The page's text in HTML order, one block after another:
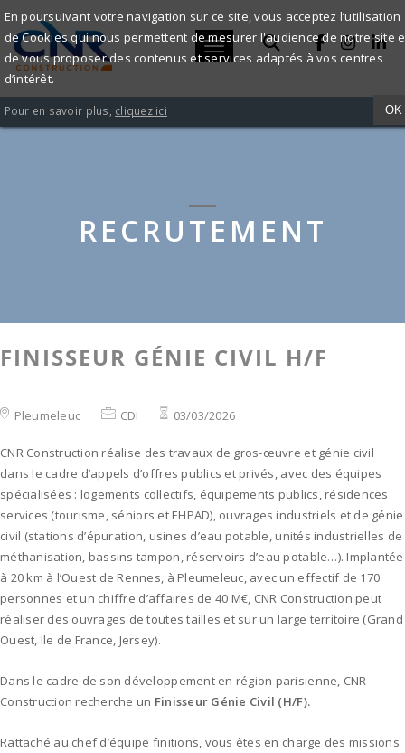
FINISSEUR
GÉNIE
CIVIL
H/F
CONSTRUCTION
Toggle navigation
ACCUEIL
RECRUTEMENT FINISSEUR GÉNIE CIVIL H/F
RECRUTEMENT
FINISSEUR GÉNIE CIVIL H/F
Pleumeleuc CDI 03/03/2026
CNR Construction réalise des travaux de gros-œuvre et génie civil
dans le cadre d’appels d’offres publics et privés, avec des équipes
spécialisées : logements collectifs, équipements publics, résidences
services (tourisme, séniors et EHPAD), ouvrages industriels et de génie
civil (stations d’épuration, usines d’eau potable, unités industrielles de
méthanisation, bassins tampon, réservoirs d’eau potable…). Implantée
à 20 km à l’Ouest de Rennes, à Pleumeleuc, avec un effectif de 170
personnes et un chiffre d’affaires de 40 M€, CNR Construction peut
réaliser des ouvrages de toutes tailles et sur un large territoire (Grand
Ouest, Ile de France, Jersey).
Dans le cadre de son développement en région parisienne, CNR
Construction recherche un Finisseur Génie Civil (H/F).
Rattaché au chef d’équipe finitions, vous êtes en charge des missions
En poursuivant votre navigation sur ce site, vous acceptez l’utilisation
de Cookies qui nous permettent de mesurer l'audience de notre site
de vous proposer des contenus et services adaptés à vos centres
d’intérêt.
Pour en savoir plus, cliquez ici OK